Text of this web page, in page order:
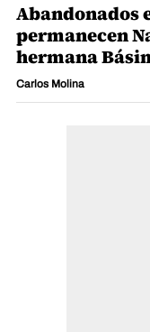
Abandonados
permanecen
hermana
Carlos Molina